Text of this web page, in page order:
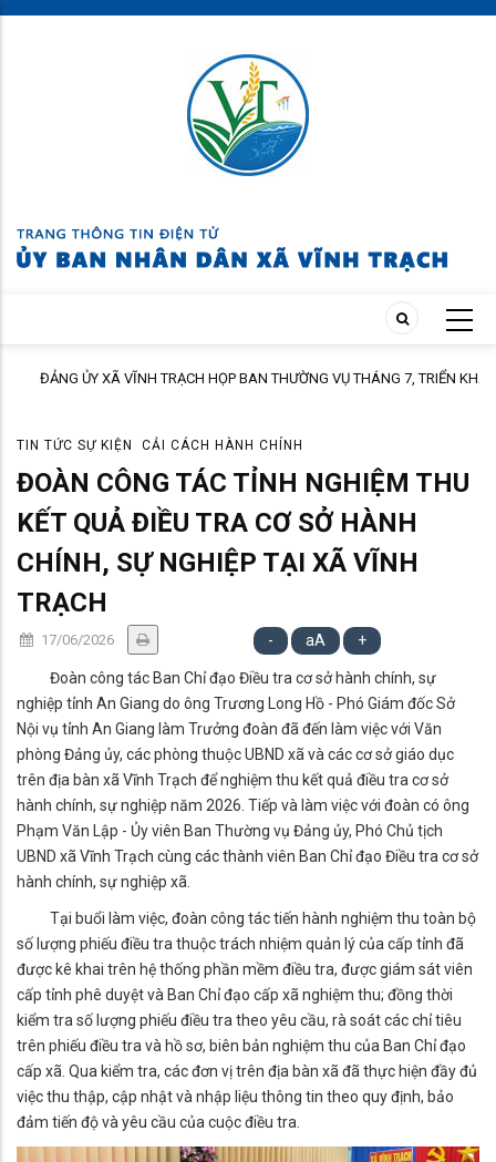
Skip
ĐẢNG ỦY XÃ VĨNH TRẠCH HỌP BAN THƯỜNG VỤ THÁNG 7, TRIỂN KHAI
TIN TỨC SỰ KIỆN CẢI CÁCH HÀNH CHÍNH
ĐOÀN CÔNG TÁC TỈNH NGHIỆM THU
KẾT QUẢ ĐIỀU TRA CƠ SỞ HÀNH
CHÍNH, SỰ NGHIỆP TẠI XÃ VĨNH
TRẠCH
17/06/2026 - aA +
Đoàn công tác Ban Chỉ đạo Điều tra cơ sở hành chính, sự
nghiệp tỉnh An Giang do ông Trương Long Hồ - Phó Giám đốc Sở
Nội vụ tỉnh An Giang làm Trưởng đoàn đã đến làm việc với Văn
phòng Đảng ủy, các phòng thuộc UBND xã và các cơ sở giáo dục
trên địa bàn xã Vĩnh Trạch để nghiệm thu kết quả điều tra cơ sở
hành chính, sự nghiệp năm 2026. Tiếp và làm việc với đoàn có ông
Phạm Văn Lập - Ủy viên Ban Thường vụ Đảng ủy, Phó Chủ tịch
UBND xã Vĩnh Trạch cùng các thành viên Ban Chỉ đạo Điều tra cơ sở
hành chính, sự nghiệp xã.
Tại buổi làm việc, đoàn công tác tiến hành nghiệm thu toàn bộ
số lượng phiếu điều tra thuộc trách nhiệm quản lý của cấp tỉnh đã
được kê khai trên hệ thống phần mềm điều tra, được giám sát viên
cấp tỉnh phê duyệt và Ban Chỉ đạo cấp xã nghiệm thu; đồng thời
kiểm tra số lượng phiếu điều tra theo yêu cầu, rà soát các chỉ tiêu
trên phiếu điều tra và hồ sơ, biên bản nghiệm thu của Ban Chỉ đạo
cấp xã. Qua kiểm tra, các đơn vị trên địa bàn xã đã thực hiện đầy đủ
việc thu thập, cập nhật và nhập liệu thông tin theo quy định, bảo
đảm tiến độ và yêu cầu của cuộc điều tra.